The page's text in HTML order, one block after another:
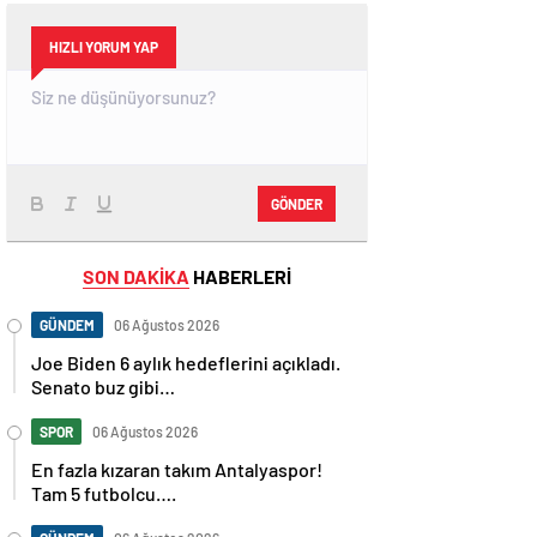
HIZLI YORUM YAP
GÖNDER
SON DAKİKA HABERLERİ
GÜNDEM 06 Ağustos 2026
Joe Biden 6 aylık hedeflerini açıkladı.
Senato buz gibi…
SPOR 06 Ağustos 2026
En fazla kızaran takım Antalyaspor!
Tam 5 futbolcu….